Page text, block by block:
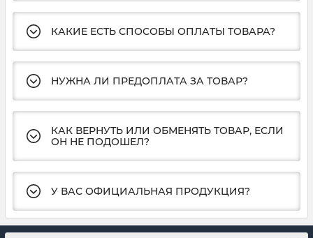
КАКИЕ ЕСТЬ СПОСОБЫ ОПЛАТЫ ТОВАРА?
НУЖНА ЛИ ПРЕДОПЛАТА ЗА ТОВАР?
КАК ВЕРНУТЬ ИЛИ ОБМЕНЯТЬ ТОВАР, ЕСЛИ
ОН НЕ ПОДОШЕЛ?
У ВАС ОФИЦИАЛЬНАЯ ПРОДУКЦИЯ?